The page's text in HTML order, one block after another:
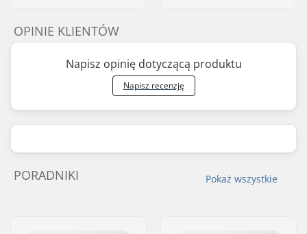
OPINIE KLIENTÓW
Napisz opinię dotyczącą produktu
Napisz recenzję
Pokaż wszystkie
PORADNIKI